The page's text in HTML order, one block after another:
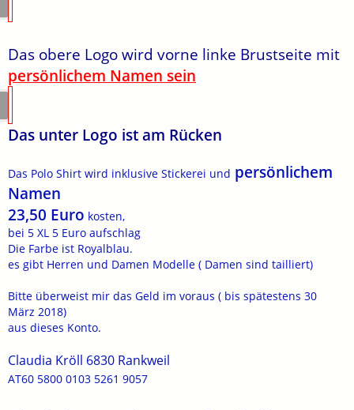
Das obere Logo wird vorne linke Brustseite mit
persönlichem Namen sein
Das unter Logo ist am Rücken
Das Polo Shirt wird inklusive Stickerei und persönlichem
Namen
23,50 Euro kosten,
bei 5 XL 5 Euro aufschlag
Die Farbe ist Royalblau.
es gibt Herren und Damen Modelle ( Damen sind tailliert)
Bitte überweist mir das Geld im voraus ( bis spätestens 30
März 2018)
aus dieses Konto.
Claudia Kröll 6830 Rankweil
AT60 5800 0103 5261 9057